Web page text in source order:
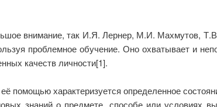
внимание, так И.Я. Лернер, М.И. Махмутов,
проблемное обучение. Оно охватывает и
качеств личности[1].
характеризуется определенное